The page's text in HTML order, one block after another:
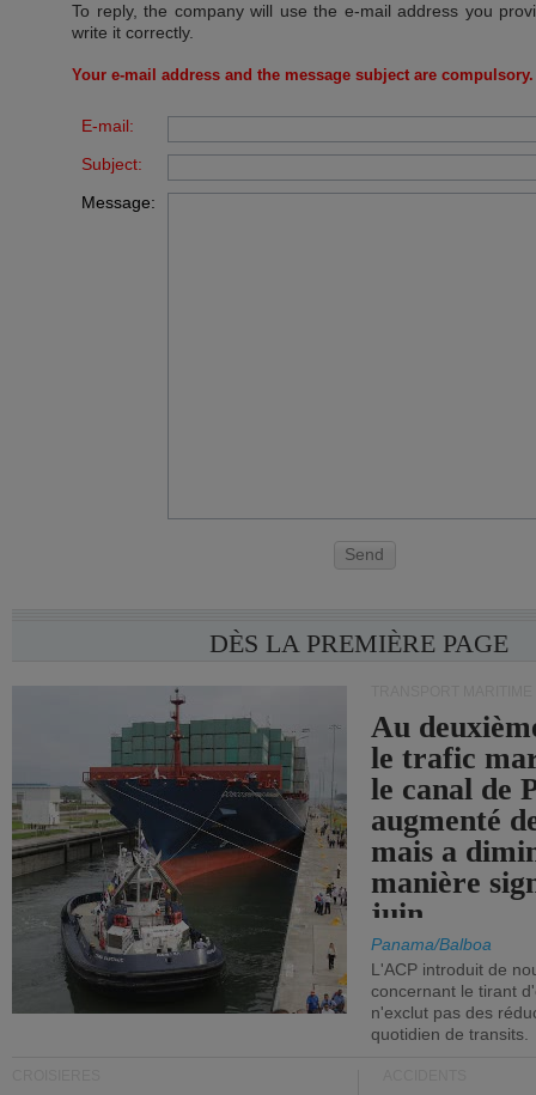
To reply, the company will use the e-mail address you
write it correctly.
Your e-mail address and the message subject are compulsory.
E-mail:
Subject:
Message:
Send
DÈS LA PREMIÈRE PAGE
Au
le trafic
le canal de
augmenté
mais a
manière
juin.
Panama/Balboa
L'ACP introduit de
concernant le tirant
n'exclut pas des
quotidien de transits.